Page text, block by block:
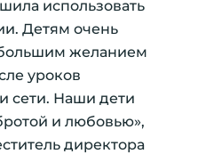
использовать
Детям очень
желанием
уроков
сети. Наши дети
и любовью»,
директора